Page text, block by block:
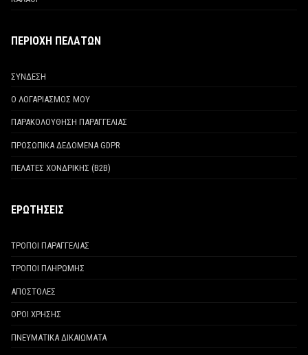
ΠΕΡΙΟΧΗ ΠΕΛΑΤΩΝ
ΣΥΝΔΕΣΗ
Ο ΛΟΓΑΡΙΑΣΜΟΣ ΜΟΥ
ΠΑΡΑΚΟΛΟΥΘΗΣΗ ΠΑΡΑΓΓΕΛΙΑΣ
ΠΡΟΣΩΠΙΚΑ ΔΕΔΟΜΕΝΑ GDPR
ΠΕΛΑΤΕΣ ΧΟΝΔΡΙΚΗΣ (Β2Β)
ΕΡΩΤΗΣΕΙΣ
ΤΡΟΠΟΙ ΠΑΡΑΓΓΕΛΙΑΣ
ΤΡΟΠΟΙ ΠΛΗΡΩΜΗΣ
ΑΠΟΣΤΟΛΕΣ
ΟΡΟΙ ΧΡΗΣΗΣ
ΠΝΕΥΜΑΤΙΚΑ ΔΙΚΑΙΩΜΑΤΑ